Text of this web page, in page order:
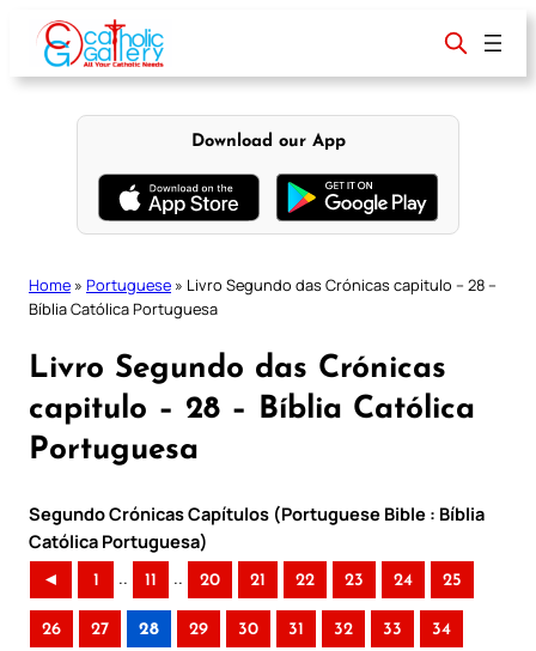
content
Download our App
Home » Portuguese » Livro Segundo das Crónicas capitulo – 28 –
Bíblia Católica Portuguesa
Livro Segundo das Crónicas
capitulo – 28 – Bíblia Católica
Portuguesa
Segundo Crónicas Capítulos (Portuguese Bible : Bíblia
Católica Portuguesa)
◄ 1 .. 11 .. 20 21 22 23 24 25
26 27 28 29 30 31 32 33 34